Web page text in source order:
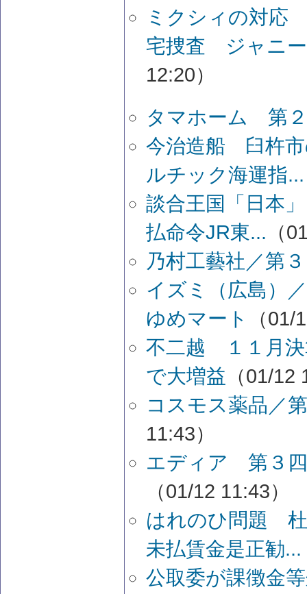
ミクシィの対
宅捜査 ジャニー
12:20）
タマホーム 第
今治造船 臼杵
ルチック海運指...
談合王国「日本
払命令JR東... （
乃村工藝社／第
イズミ（広島）
ゆめマート
（
不二越 １１月
で大増益 （01/12
コスモス薬品／
11:43）
エディア 第３
（01/12 11:43）
はれのひ問題
未払賃金是正勧...
公取委が課徴金